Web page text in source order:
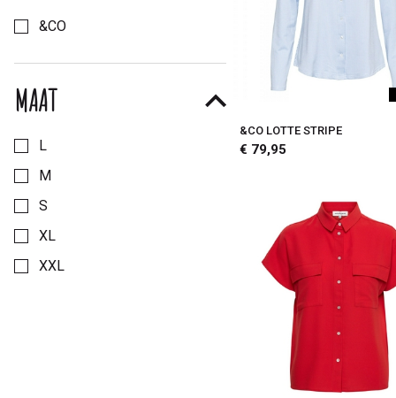
&CO
MAAT
L
M
S
XL
XXL
&CO LOTTE STRIPE
€ 79,95